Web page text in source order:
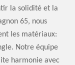
la solidité et la
65, nous
les matériaux:
Notre équipe
harmonie avec